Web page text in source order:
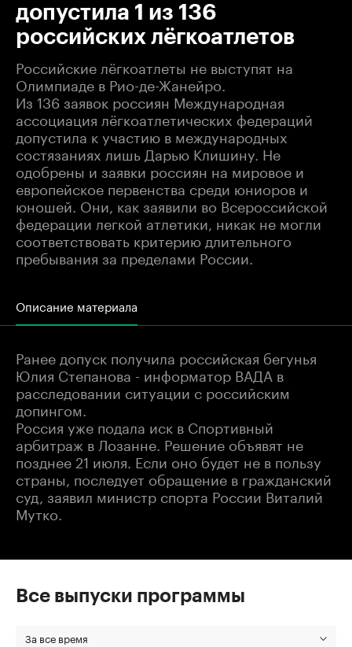
допустила 1 из 136
российских лёгкоатлетов
Российские лёгкоатлеты не выступят на
Олимпиаде в Рио-де-Жанейро.
Из 136 заявок россиян Международная
ассоциация лёгкоатлетических федераций
допустила к участию в международных
состязаниях лишь Дарью Клишину. Не
одобрены и заявки россиян на мировое и
европейское первенства среди юниоров и
юношей. Они, как заявили во Всероссийской
федерации легкой атлетики, никак не могли
соответствовать критерию длительного
пребывания за пределами России.
Описание материала
Ранее допуск получила российская бегунья
Юлия Степанова - информатор ВАДА в
расследовании ситуации с российским
допингом.
Россия уже подала иск в Спортивный
арбитраж в Лозанне. Решение объявят не
позднее 21 июля. Если оно будет не в пользу
страны, последует обращение в гражданский
суд, заявил министр спорта России Виталий
Мутко.
Все выпуски программы
За все время